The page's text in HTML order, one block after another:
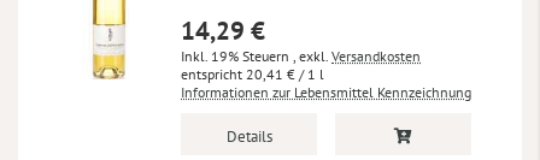
14,29 €
Inkl. 19% Steuern , exkl. Versandkosten
20,41 € / 1 l
Informationen zur Lebensmittel Kennzeichnung
Details